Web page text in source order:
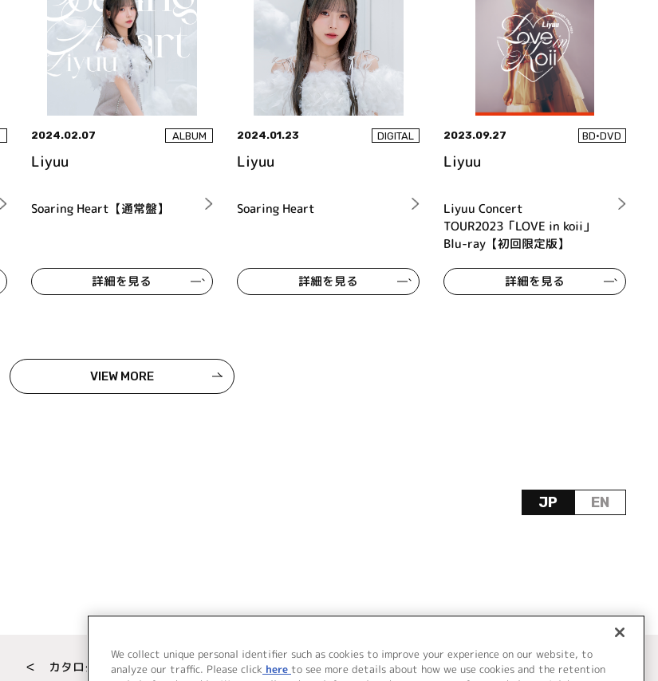
2024.02.07 ALBUM
Liyuu
Soaring Heart【通常盤】
詳細を見る
2024.01.23 DIGITAL
Liyuu
Soaring Heart
詳細を見る
2023.09.27 BD•DVD
Liyuu
Liyuu Concert
TOUR2023「LOVE in koii」
Blu-ray【初回限定版】
詳細を見る
VIEW MORE
JP EN
＜ カタログサイト トップページへ
We collect unique personal identifier such as cookies to improve your experience on our website, to
analyze our traffic. Please click here to see more details about how we use cookies and the retention